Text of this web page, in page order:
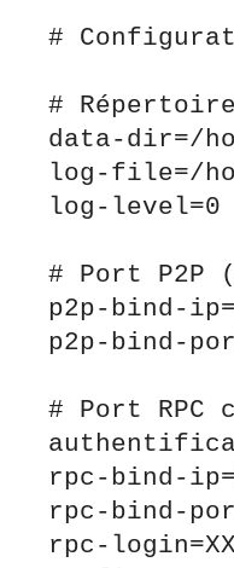
#
#
data-dir=/
log-file=/
log-level=0
# Port P2P
p2p-bind-
p2p-bind-
# Port RPC
rpc-bind-
rpc-bind-
rpc-